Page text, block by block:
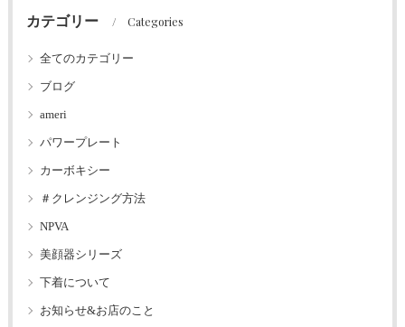
カテゴリー Categories
全てのカテゴリー
ブログ
ameri
パワープレート
カーボキシー
＃クレンジング方法
NPVA
美顔器シリーズ
下着について
お知らせ&お店のこと